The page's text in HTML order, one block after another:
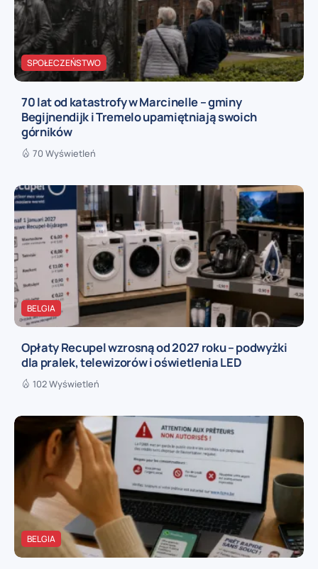
SPOŁECZEŃSTWO
70 lat od katastrofy w Marcinelle – gminy
Begijnendijk i Tremelo upamiętniają swoich
górników
70 Wyświetleń
BELGIA
Opłaty Recupel wzrosną od 2027 roku – podwyżki
dla pralek, telewizorów i oświetlenia LED
102 Wyświetleń
BELGIA